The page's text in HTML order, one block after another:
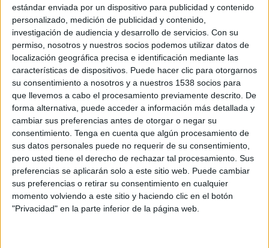
estándar enviada por un dispositivo para publicidad y contenido
personalizado, medición de publicidad y contenido,
investigación de audiencia y desarrollo de servicios. Con su
permiso, nosotros y nuestros socios podemos utilizar datos de
localización geográfica precisa e identificación mediante las
características de dispositivos. Puede hacer clic para otorgarnos
su consentimiento a nosotros y a nuestros 1538 socios para
que llevemos a cabo el procesamiento previamente descrito. De
forma alternativa, puede acceder a información más detallada y
cambiar sus preferencias antes de otorgar o negar su
consentimiento. Tenga en cuenta que algún procesamiento de
sus datos personales puede no requerir de su consentimiento,
pero usted tiene el derecho de rechazar tal procesamiento. Sus
preferencias se aplicarán solo a este sitio web. Puede cambiar
sus preferencias o retirar su consentimiento en cualquier
momento volviendo a este sitio y haciendo clic en el botón
"Privacidad" en la parte inferior de la página web.
plasmada en anuncios que transmiten a la
sociedad tanto optimismo e ilusión por disfrutar
de cada momento", afirma Luis Marques, head of
YouTube/Video Business.
1."No existe la felicidad, sino ser feliz cada
día". Albert Espinosa, escritor.Marca: BBVA
AprendemosJuntos. Agencia creativa: Wink.